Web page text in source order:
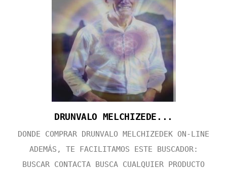
DRUNVALO MELCHIZEDE...
DONDE COMPRAR DRUNVALO MELCHIZEDEK ON-LINE
ADEMÁS, TE FACILITAMOS ESTE BUSCADOR:
BUSCAR CONTACTA BUSCA CUALQUIER PRODUCTO